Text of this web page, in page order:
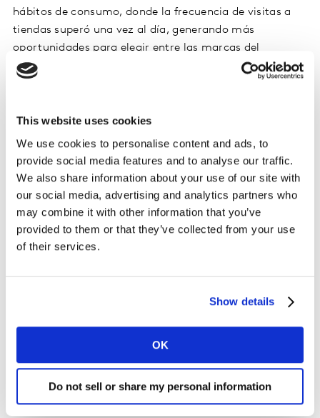
This website uses cookies
We use cookies to personalise content and ads, to
provide social media features and to analyse our traffic.
We also share information about your use of our site with
our social media, advertising and analytics partners who
may combine it with other information that you’ve
provided to them or that they’ve collected from your use
of their services.
Show details
OK
Do not sell or share my personal information
hábitos de consumo, donde la frecuencia de visitas a
tiendas superó una vez al día, generando más
oportunidades para elegir entre las marcas del
mercado.
49% del valor del mercado, y el auge de las empresas
premium, con el 23% del gasto, reflejan una mayor
disposición a invertir en productos con una propuesta
diferenciada.
El auge de las tiendas de descuento y
el comercio electrónico
La preferencia por las tiendas de descuento es un
fenómeno destacado en este informe, con un
mayor crecimiento en ocasiones de compra,
demostrando el impacto de la omnicanalidad en los
consumidores mexicanos.